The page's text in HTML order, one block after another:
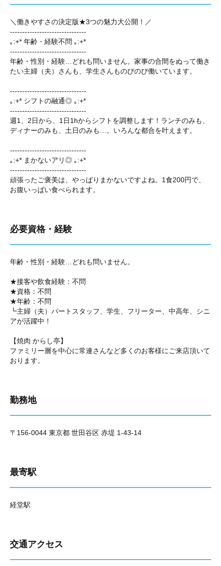
＼働きやすさの決定版★3つの魅力大公開！／
-------------------------------
｡:+* 年齢・経験不問 ｡:+*
-------------------------------
年齢・性別・経験…どれも問いません。家事の合間をぬって働き
たい主婦（夫）さんも、学生さんものびのび働いています。
-------------------------------
｡:+* シフトの融通◎ ｡:+*
-------------------------------
週1、2日から、1日1hからシフトを調整します！ランチのみも、
ディナーのみも、土日のみも…。いろんな都合を叶えます。
-------------------------------
｡:+* まかないアリ◎ ｡:+*
-------------------------------
頑張ったご褒美は、やっぱりまかないですよね。1食200円で、
お腹いっぱい食べられます。
必要資格・経験
年齢・性別・経験…どれも問いません。
★接客や飲食経験：不問
★資格：不問
★年齢：不問
┗主婦（夫）パートスタッフ、学生、フリーター、中高年、シニ
アが活躍中！
【焼肉 からし亭】
ファミリー層を中心に常連さんなど多くのお客様にご来店頂いて
おります。
勤務地
〒156-0044 東京都 世田谷区 赤堤 1-43-14
最寄駅
経堂駅
交通アクセス